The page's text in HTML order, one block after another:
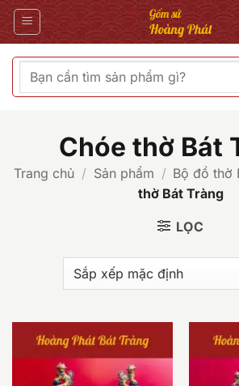
Bỏ
qua
Tìm
kiếm:
Chóe thờ Bát
Trang chủ / Sản phẩm / Bộ đồ thờ
thờ Bát Tràng
LỌC